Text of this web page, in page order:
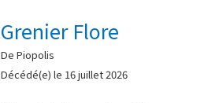
Grenier Flore
De Piopolis
Décédé(e) le 16 juillet 2026